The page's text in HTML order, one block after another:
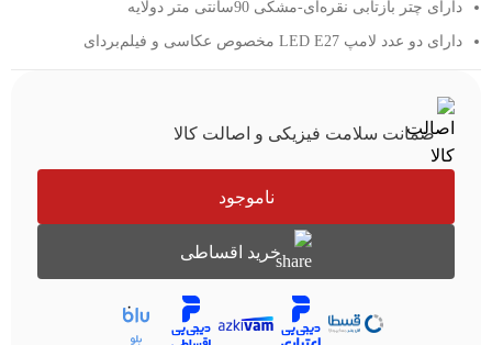
دارای چتر بازتابی نقره‌ای-مشکی 90سانتی متر دولایه
دارای دو عدد لامپ LED E27 مخصوص عکاسی و فیلم‌بردای
ضمانت سلامت فیزیکی و اصالت کالا
ناموجود
خرید اقساطی